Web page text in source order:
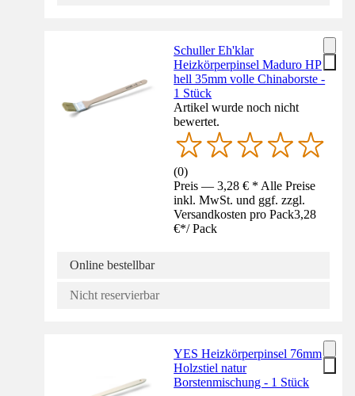
Schuller Eh'klar
Heizkörperpinsel Maduro HP
hell 35mm volle Chinaborste -
1 Stück
Artikel wurde noch nicht
bewertet.
(0)
Preis — 3,28 € * Alle Preise
inkl. MwSt. und ggf. zzgl.
Versandkosten pro Pack3,28
€*/ Pack
Online bestellbar
Nicht reservierbar
YES Heizkörperpinsel 76mm
Holzstiel natur
Borstenmischung - 1 Stück